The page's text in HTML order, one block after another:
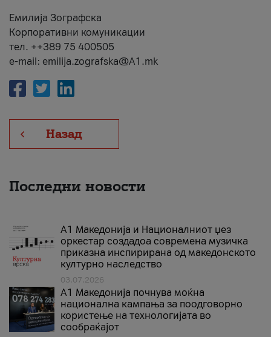
Емилија Зографска
Корпоративни комуникации
тел. ++389 75 400505
e-mail: emilija.zografska@A1.mk
Назад
Последни новости
А1 Македонија и Националниот џез
оркестар создадоа современа музичка
приказна инспирирана од македонското
културно наследство
03.07.2026
A1 Македонија почнува моќна
национална кампања за поодговорно
користење на технологијата во
сообраќајот